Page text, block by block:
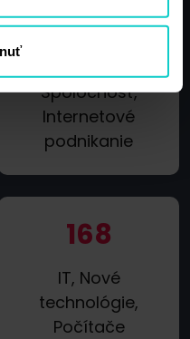
186
Spoločnosť,
Internetové
podnikanie
168
IT, Nové
technológie,
Počítače